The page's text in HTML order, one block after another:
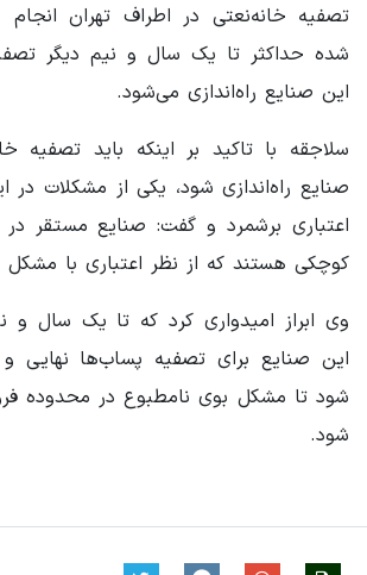
تصفیه خانه‌نعتی در اطراف تهران
شده حداکثر تا یک سال و نیم دیگر
این صنایع راه‌اندازی می‌شود.
سلاجقه با تاکید بر اینکه باید تصفیه
صنایع راه‌اندازی شود، یکی از مشکلات
اعتباری برشمرد و گفت: صنایع مستقر
کوچکی هستند که از نظر اعتباری با مشکل
وی ابراز امیدواری کرد که تا یک سال و
این صنایع برای تصفیه پساب‌ها نهایی
شود تا مشکل بوی نامطبوع در محدوده
شود.